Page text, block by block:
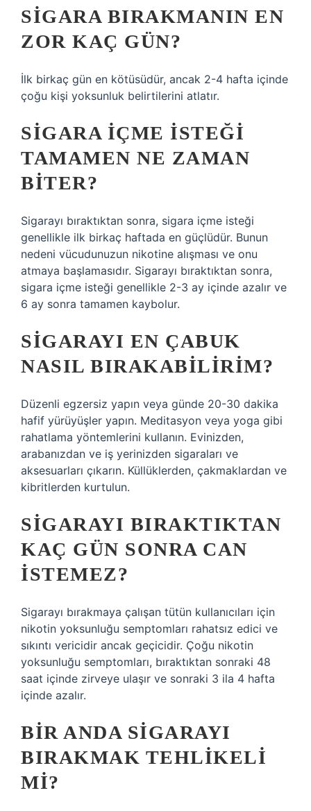
SIGARA BIRAKMANIN EN
ZOR KAÇ GÜN?
İlk birkaç gün en kötüsüdür, ancak 2-4 hafta içinde
çoğu kişi yoksunluk belirtilerini atlatır.
SIGARA IÇME ISTEĞI
TAMAMEN NE ZAMAN
BITER?
Sigarayı bıraktıktan sonra, sigara içme isteği
genellikle ilk birkaç haftada en güçlüdür. Bunun
nedeni vücudunuzun nikotine alışması ve onu
atmaya başlamasıdır. Sigarayı bıraktıktan sonra,
sigara içme isteği genellikle 2-3 ay içinde azalır ve
6 ay sonra tamamen kaybolur.
SIGARAYI EN ÇABUK
NASIL BIRAKABILIRIM?
Düzenli egzersiz yapın veya günde 20-30 dakika
hafif yürüyüşler yapın. Meditasyon veya yoga gibi
rahatlama yöntemlerini kullanın. Evinizden,
arabanızdan ve iş yerinizden sigaraları ve
aksesuarları çıkarın. Küllüklerden, çakmaklardan ve
kibritlerden kurtulun.
SIGARAYI BIRAKTIKTAN
KAÇ GÜN SONRA CAN
ISTEMEZ?
Sigarayı bırakmaya çalışan tütün kullanıcıları için
nikotin yoksunluğu semptomları rahatsız edici ve
sıkıntı vericidir ancak geçicidir. Çoğu nikotin
yoksunluğu semptomları, bıraktıktan sonraki 48
saat içinde zirveye ulaşır ve sonraki 3 ila 4 hafta
içinde azalır.
BIR ANDA SIGARAYI
BIRAKMAK TEHLIKELI
MI?